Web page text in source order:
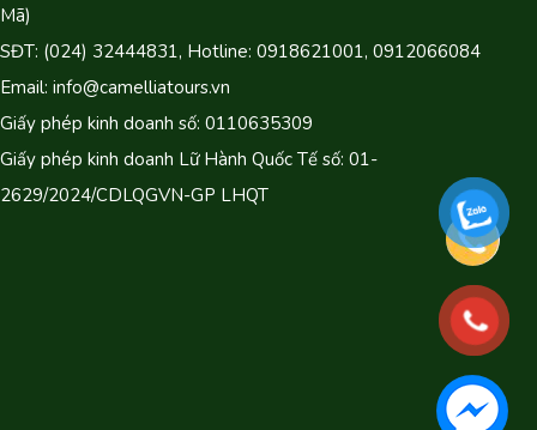
Mã)
SĐT: (024) 32444831, Hotline: 0918621001, 0912066084
Email: info@camelliatours.vn
Giấy phép kinh doanh số: 0110635309
Giấy phép kinh doanh Lữ Hành Quốc Tế số: 01-
2629/2024/CDLQGVN-GP LHQT